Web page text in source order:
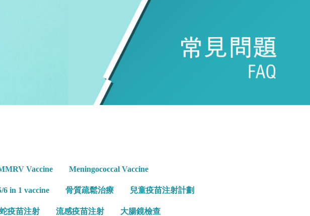
Vaccine Meningococcal Vaccine
6 in 1 vaccine 骨質疏鬆治療 兒童疫苗注射計劃
疫苗注射 流感疫苗注射 大腸鏡檢查